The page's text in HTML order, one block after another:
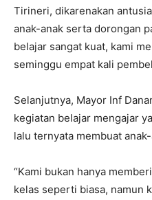
Tirineri, dikarenakan
anak-anak serta dorongan
belajar sangat kuat, kami
seminggu empat kali
Selanjutnya, Mayor Inf
kegiatan belajar mengajar
lalu ternyata membuat
“Kami bukan hanya
kelas seperti biasa, namun